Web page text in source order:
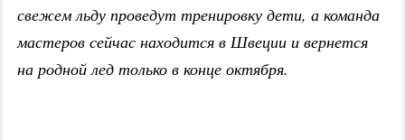
свежем льду проведут тренировку дети, а команда
мастеров сейчас находится в Швеции и вернется
на родной лед только в конце октября.